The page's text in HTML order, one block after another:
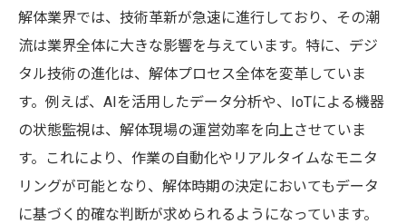
解体業界では、技術革新が急速に進行しており、その潮
流は業界全体に大きな影響を与えています。特に、デジ
タル技術の進化は、解体プロセス全体を変革していま
す。例えば、AIを活用したデータ分析や、IoTによる機器
の状態監視は、解体現場の運営効率を向上させていま
す。これにより、作業の自動化やリアルタイムなモニタ
リングが可能となり、解体時期の決定においてもデータ
に基づく的確な判断が求められるようになっています。